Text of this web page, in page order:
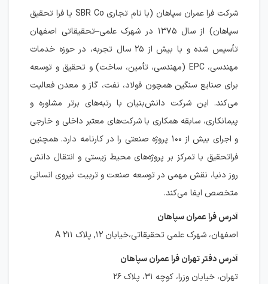
شرکت فرا عمران سپاهان (با نام تجاری SBR Co یا فرا تحقیق
سپاهان) از سال ۱۳۷۵ در شهرک علمی–تحقیقاتی اصفهان
تأسیس شده و با بیش از ۲۵ سال تجربه، در حوزه خدمات
مهندسی، EPC (مهندسی، تأمین، ساخت) و تحقیق و توسعه
برای صنایع سنگین همچون فولاد، نفت، گاز و معدن فعالیت
می‌کند. این شرکت دانش‌بنیان با رتبه‌های برتر مشاوره و
پیمانکاری، سابقه همکاری با شرکت‌های معتبر داخلی و خارجی
و اجرای بیش از ۱۰۰ پروژه صنعتی را در کارنامه دارد. همچنین
فراتحقیق با تمرکز بر پروژه‌های محیط زیستی و انتقال دانش
روز دنیا، نقش مهمی در توسعه صنعت و تربیت نیروی انسانی
متخصص ایفا می‌کند.
آدرس فرا عمران سپاهان
اصفهان، شهرک علمی تحقیقاتی،خیابان ۱۲, پلاک ۲۱۱ A
آدرس دفتر تهران فرا عمران سپاهان
تهران، خیابان وزرا، کوچه ۳۱، پلاک ۲۶